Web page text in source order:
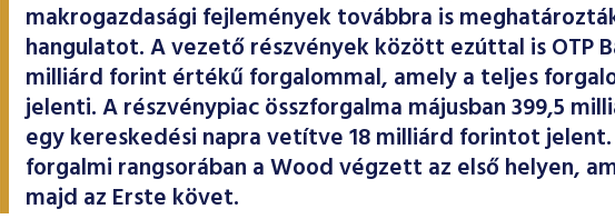
makrogazdasági fejlemények továbbra is
hangulatot. A vezető részvények között ezúttal is OTP
milliárd forint értékű forgalommal, amely a teljes
jelenti. A részvénypiac összforgalma májusban 399,5
egy kereskedési napra vetítve 18 milliárd forintot
forgalmi rangsorában a Wood végzett az első helyen,
majd az Erste követ.